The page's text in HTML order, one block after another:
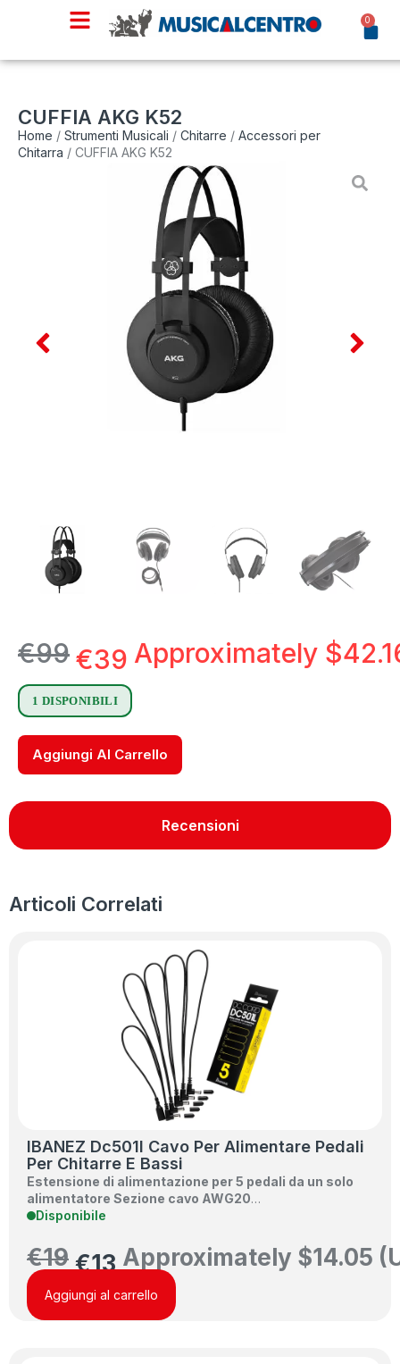
0
CUFFIA AKG K52
Home / Strumenti Musicali / Chitarre / Accessori per
Chitarra / CUFFIA AKG K52
€99€39 Approximately $
1 DISPONIBILI
Aggiungi Al Carrello
Recensioni
Articoli Correlati
IBANEZ Dc501l Cavo Per Alimentare Pedali
Per Chitarre E Bassi
Estensione di alimentazione per 5 pedali da un solo
alimentatore Sezione cavo AWG20…
Disponibile
€19 €13 Approximately $14.05
Aggiungi al carrello